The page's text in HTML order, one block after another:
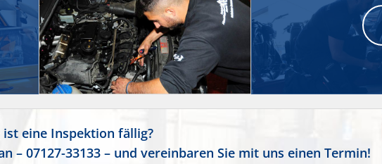
eine Inspektion fällig?
– 07127-33133 – und vereinbaren Sie mit uns einen Termin!